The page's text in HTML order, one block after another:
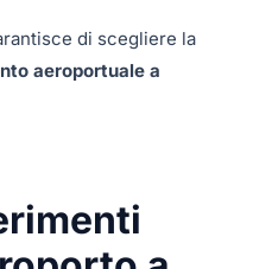
di scegliere la
aeroportuale a